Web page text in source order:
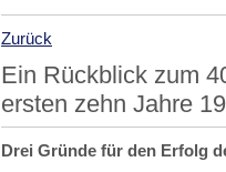
Zurück
Ein Rückblick zum
ersten zehn Jahre
Drei Gründe für den Erfolg